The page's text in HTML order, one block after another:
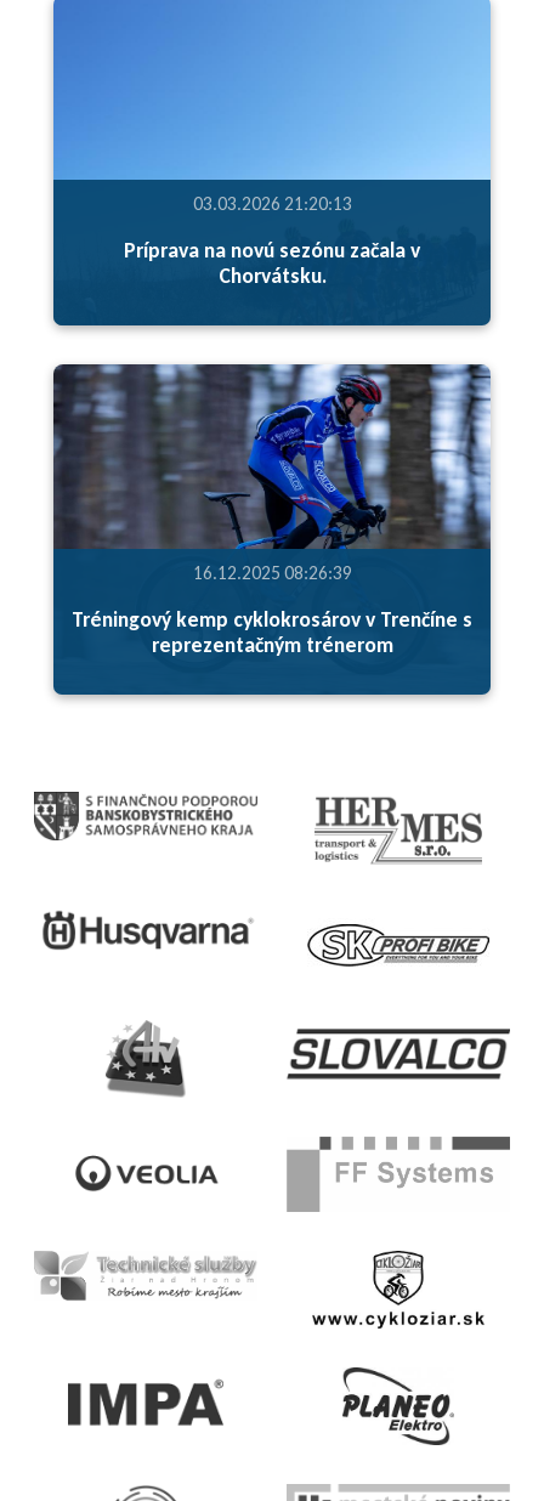
03.03.2026 21:20:13
Príprava na novú sezónu začala v
Chorvátsku.
16.12.2025 08:26:39
Tréningový kemp cyklokrosárov v Trenčíne s
reprezentačným trénerom